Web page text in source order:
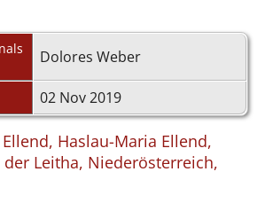
Dolores Weber
02 Nov 2019
Haslau-Maria Ellend,
der Leitha, Niederösterreich,